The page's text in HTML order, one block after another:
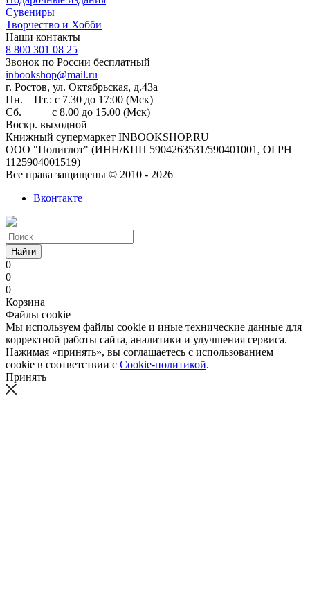
Сувениры
Творчество и Хобби
Наши контакты
8 800 301 08 25
Звонок по России бесплатный
inbookshop@mail.ru
г. Ростов, ул. Октябрьская, д.43а
Пн. – Пт.: с 7.30 до 17:00 (Мск)
Сб. с 8.00 до 15.00 (Мск)
Воскр. выходной
Книжный супермаркет INBOOKSHOP.RU
ООО "Полиглот" (ИНН/КПП 5904263531/590401001, ОГРН
1125904001519)
Все права защищены © 2010 - 2026
Вконтакте
Найти
0
0
0
Корзина
Файлы cookie
Мы используем файлы cookie и иные технические данные для
корректной работы сайта, аналитики и улучшения сервиса.
Нажимая «принять», вы соглашаетесь с использованием
cookie в соответствии с Cookie-политикой.
Принять